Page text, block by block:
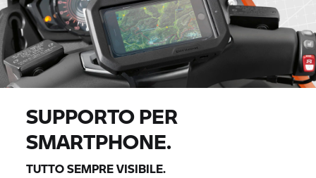
SUPPORTO PER
SMARTPHONE.
TUTTO SEMPRE VISIBILE.